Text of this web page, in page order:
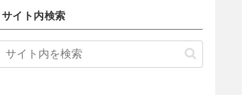
サイト内検索